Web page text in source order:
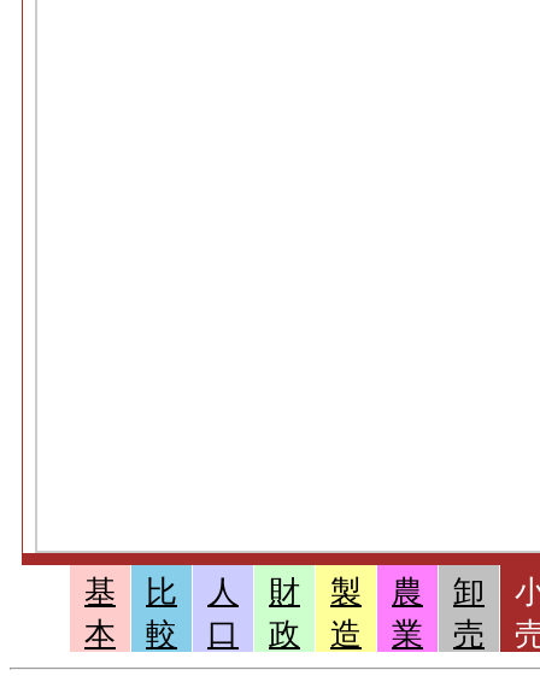
基
本
比
較
人
口
財
政
製
造
農
業
卸
売